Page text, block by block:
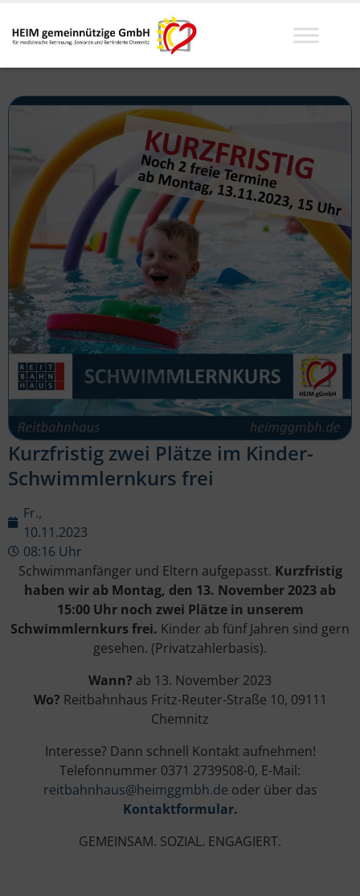
Kurzfristig zwei Plätze im Kinder-
Schwimmlernkurs frei
Fr.,
10.11.2023
08:16 Uhr
Schwimmanfänger und Eltern aufgepasst. Kurzfristig
haben wir ab Montag, den 13. November 2023 ab
15:00 Uhr noch zwei Plätze in unserem
Schwimmlernkurs frei. Kinder ab fünf Jahren sind gern
gesehen. (Privatzahlerbasis).
Wann? ab 13. November 2023
Wo? Reitbahnhaus Fritz-Reuter-Straße 10, 09111
Chemnitz
Interesse? Dann schnell Kontakt aufnehmen!
Telefonnummer 0371 2739508-0, E-Mail:
reitbahnhaus@heimggmbh.de oder über das
Kontaktformular.
GEMEINSAM. SOZIAL. ENGAGIERT.